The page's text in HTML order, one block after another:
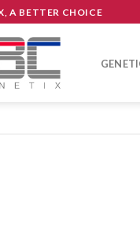
A BETTER CHOICE